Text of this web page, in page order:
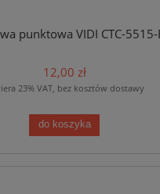
punktowa VIDI CTC-5515-
12,00 zł
23% VAT, bez kosztów dostawy
do koszyka